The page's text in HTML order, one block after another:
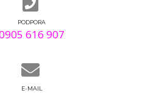
PODPORA
616 907
E-MAIL